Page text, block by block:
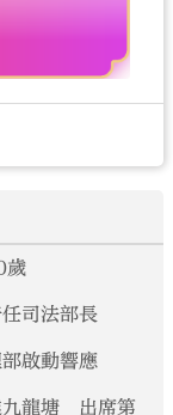
歲
司法部長
啟動響應
九龍塘 出席第